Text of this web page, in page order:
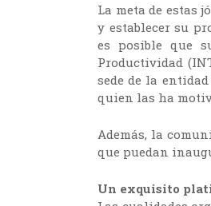
La meta de estas
y establecer su
es posible que
Productividad
sede de la
quien las ha
Además, la
que puedan
Un exquisito